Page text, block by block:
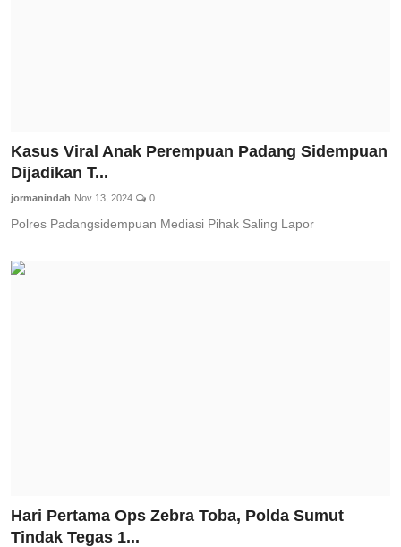
Kasus Viral Anak Perempuan Padang Sidempuan
Dijadikan T...
jormanindah Nov 13, 2024 0
Polres Padangsidempuan Mediasi Pihak Saling Lapor
Hari Pertama Ops Zebra Toba, Polda Sumut
Tindak Tegas 1...